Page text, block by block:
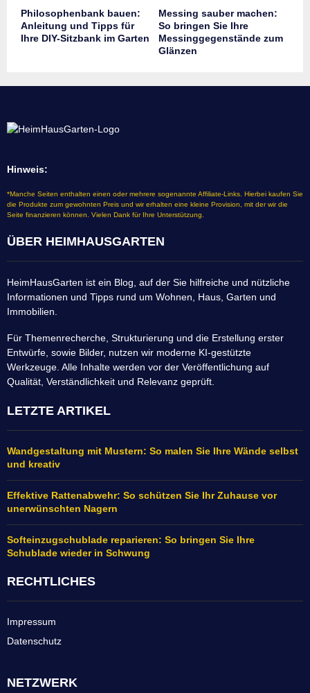
Philosophenbank bauen:
Anleitung und Tipps für
Ihre DIY-Sitzbank im Garten
Messing sauber machen:
So bringen Sie Ihre
Messinggegenstände zum
Glänzen
Hinweis:
*Manche Seiten enthalten einen oder mehrere sogenannte Affiliate-Links. Hierbei kaufen Sie
die Produkte zum gewohnten Preis und wir erhalten eine kleine Provision, mit der wir die
Seite finanzieren können. Vielen Dank für Ihre Unterstützung.
ÜBER HEIMHAUSGARTEN
HeimHausGarten ist ein Blog, auf der Sie hilfreiche und nützliche
Informationen und Tipps rund um Wohnen, Haus, Garten und
Immobilien.
Für Themenrecherche, Strukturierung und die Erstellung erster
Entwürfe, sowie Bilder, nutzen wir moderne KI-gestützte
Werkzeuge. Alle Inhalte werden vor der Veröffentlichung auf
Qualität, Verständlichkeit und Relevanz geprüft.
LETZTE ARTIKEL
Wandgestaltung mit Mustern: So malen Sie Ihre Wände selbst
und kreativ
Effektive Rattenabwehr: So schützen Sie Ihr Zuhause vor
unerwünschten Nagern
Softeinzugschublade reparieren: So bringen Sie Ihre
Schublade wieder in Schwung
RECHTLICHES
Impressum
Datenschutz
NETZWERK